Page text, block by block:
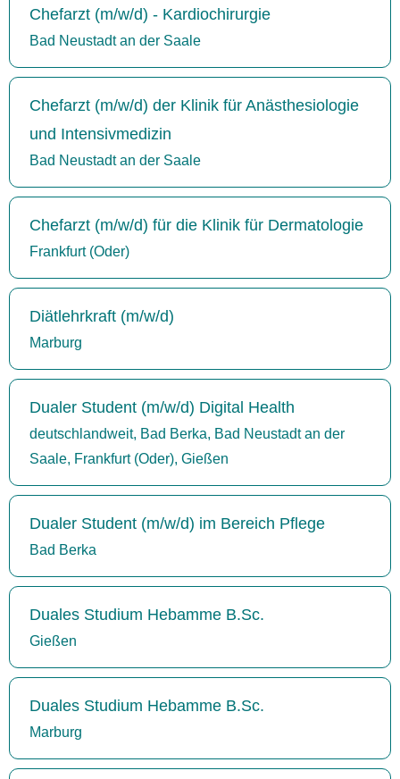
Chefarzt (m/w/d) - Kardiochirurgie
Bad Neustadt an der Saale
Chefarzt (m/w/d) der Klinik für Anästhesiologie
und Intensivmedizin
Bad Neustadt an der Saale
Chefarzt (m/w/d) für die Klinik für Dermatologie
Frankfurt (Oder)
Diätlehrkraft (m/w/d)
Marburg
Dualer Student (m/w/d) Digital Health
deutschlandweit, Bad Berka, Bad Neustadt an der
Saale, Frankfurt (Oder), Gießen
Dualer Student (m/w/d) im Bereich Pflege
Bad Berka
Duales Studium Hebamme B.Sc.
Gießen
Duales Studium Hebamme B.Sc.
Marburg